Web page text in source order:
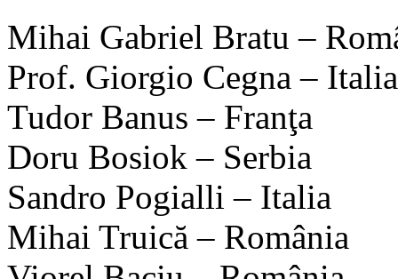
Mihai Gabriel Bratu –
Prof. Giorgio Cegna – Italia
Tudor Banus – Franţa
Doru Bosiok – Serbia
Sandro Pogialli – Italia
Mihai Truică – România